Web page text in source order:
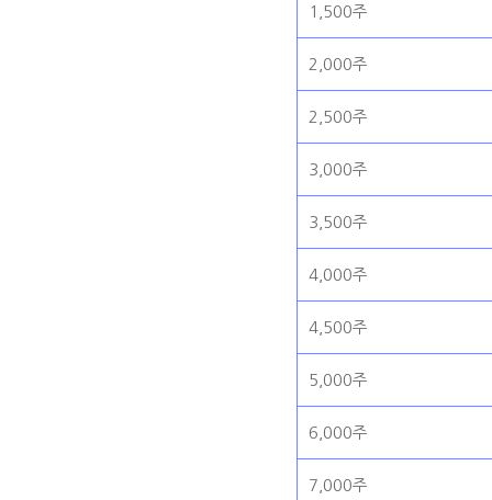
1,500주
2,000주
2,500주
3,000주
3,500주
4,000주
4,500주
5,000주
6,000주
7,000주